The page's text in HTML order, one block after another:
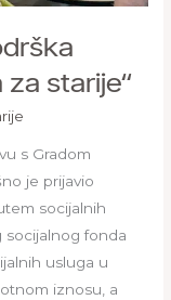
starije“
s Gradom
je prijavio
socijalnih
socijalnog fonda
usluga u
iznosu, a